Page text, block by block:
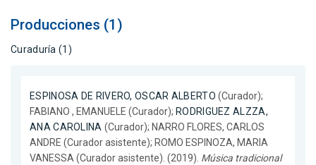
Producciones (1)
Curaduría (1)
ESPINOSA DE RIVERO, OSCAR ALBERTO (Curador);
FABIANO , EMANUELE (Curador); RODRIGUEZ ALZZA,
ANA CAROLINA (Curador); NARRO FLORES, CARLOS
ANDRE (Curador asistente); ROMO ESPINOZA, MARIA
VANESSA (Curador asistente). (2019). Música tradicional